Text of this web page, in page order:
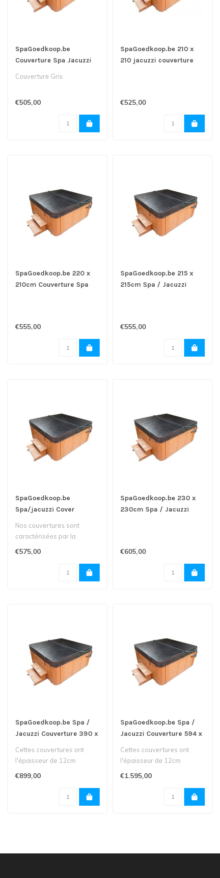
SpaGoedkoop.be
Couverture Spa Jacuzzi
Couverture Gris
€505,00
SpaGoedkoop.be 210 x
210 jacuzzi couverture
€525,00
SpaGoedkoop.be 220 x
210cm Couverture Spa
€555,00
SpaGoedkoop.be 215 x
215cm Spa / Jacuzzi
€555,00
SpaGoedkoop.be
Spa/jacuzzi Cover
Nos couvertures sont
caractérisées par la
€575,00
SpaGoedkoop.be 230 x
230cm Spa / Jacuzzi
€605,00
SpaGoedkoop.be Spa /
Jacuzzi Couverture 390 x
Cettes couvertures ont
l'épaisseur de 12cm
€899,00
SpaGoedkoop.be Spa /
Jacuzzi Couverture 594 x
Cettes couvertures ont
l'épaisseur de 12cm
€1.595,00